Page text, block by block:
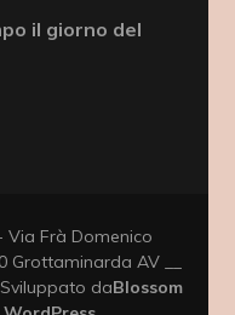
il giorno del
Frà Domenico
Grottaminarda AV __
daBlossom